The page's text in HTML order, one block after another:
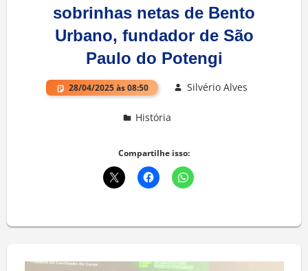
sobrinhas netas de Bento
Urbano, fundador de São
Paulo do Potengi
28/04/2025 às 08:50 Silvério Alves
História
Compartilhe isso: